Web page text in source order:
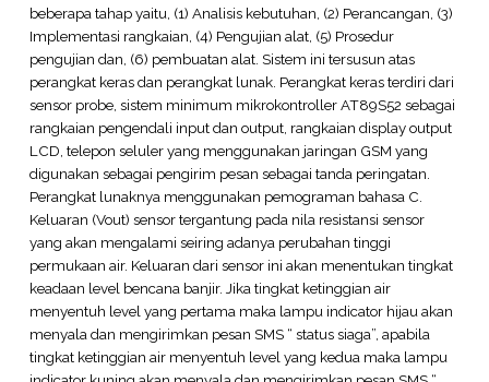
beberapa tahap yaitu, (1) Analisis kebutuhan, (2) Perancangan, (3)
Implementasi rangkaian, (4) Pengujian alat, (5) Prosedur
pengujian dan, (6) pembuatan alat. Sistem ini tersusun atas
perangkat keras dan perangkat lunak. Perangkat keras terdiri dari
sensor probe, sistem minimum mikrokontroller AT89S52 sebagai
rangkaian pengendali input dan output, rangkaian display output
LCD, telepon seluler yang menggunakan jaringan GSM yang
digunakan sebagai pengirim pesan sebagai tanda peringatan.
Perangkat lunaknya menggunakan pemograman bahasa C.
Keluaran (Vout) sensor tergantung pada nila resistansi sensor
yang akan mengalami seiring adanya perubahan tinggi
permukaan air. Keluaran dari sensor ini akan menentukan tingkat
keadaan level bencana banjir. Jika tingkat ketinggian air
menyentuh level yang pertama maka lampu indicator hijau akan
menyala dan mengirimkan pesan SMS “ status siaga”, apabila
tingkat ketinggian air menyentuh level yang kedua maka lampu